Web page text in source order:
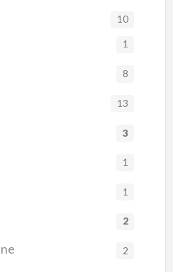
10
1
8
13
3
1
1
2
2